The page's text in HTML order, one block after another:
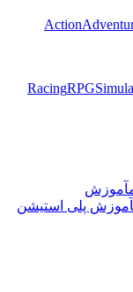
Action
RacingRPG
آموزش
آموزش پلی استیشن